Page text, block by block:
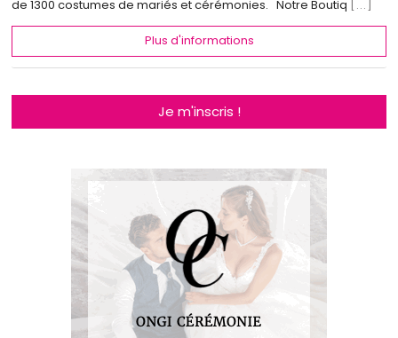
de 1300 costumes de mariés et cérémonies. Notre Boutiq [...]
Plus d'informations
Je m'inscris !